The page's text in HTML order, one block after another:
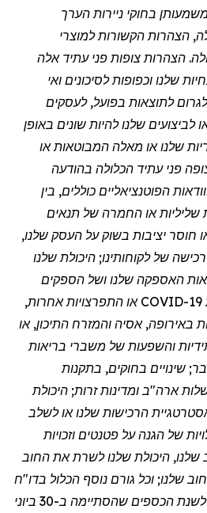
בחוקי ניירות הערך
הצהרות הקשורות למוצרי
הצהרות צופות פני עתיד אלה
שלנו וכפופות לסיכונים ואי
לתוצאות בפועל, לעסקים
לביצועים שלנו להיות שונים באופן
שלנו או מאלה המבוטאות או
פני עתיד הכלולה בהודעה
הפוטנציאליים כוללים, בין
שליליות או החמרה של תנאים
או חוסר יציבות בשוק על העסק שלנו,
של לקוחותינו; היכולת שלנו
האספקה שלנו ושל הספקים
COVID-19 או התפרצויות אחרות,
באירופה, אסיה והמזרח התיכון, או
והשפעות של משברי בריאות
שינויים בחוקים, בתקנות
ארה"ב ומדינות זרות; היכולת
הרכישות שלנו או לשלב
של הגנה על פטנטים וזכויות
שלנו, היכולת שלנו לשרת את החוב
שלנו; וכל גורם נוסף הכלול בדו"ח
השנתי שלנו בטופס 10-K לשנת הכספים שהסתיימה ב-30 ביוני